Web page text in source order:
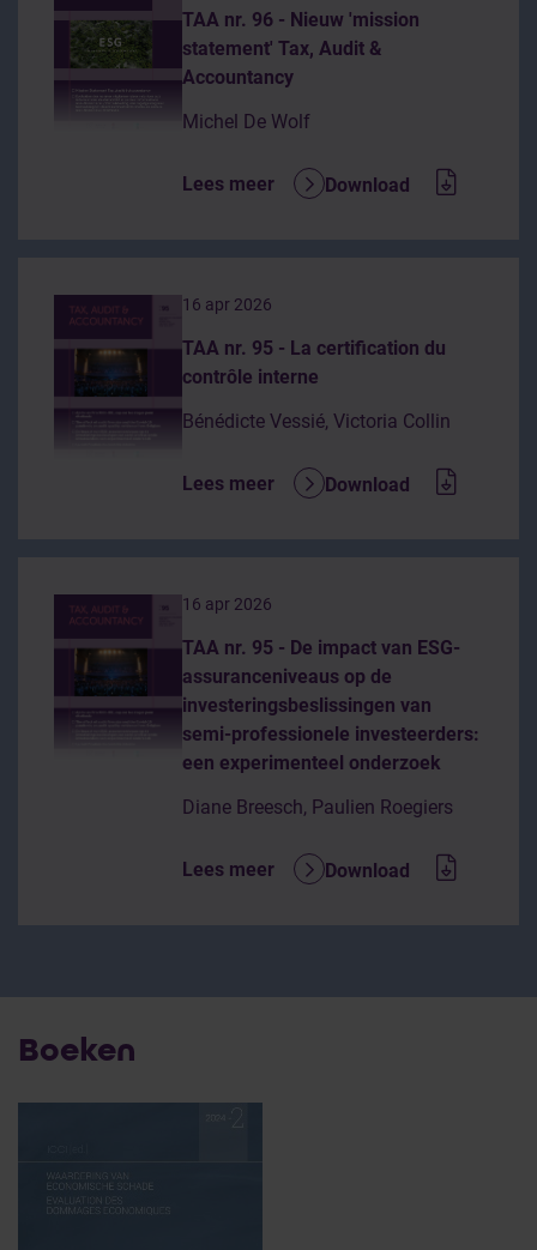
TAA nr. 96 - Nieuw 'mission
statement' Tax, Audit &
Accountancy
Michel De Wolf
Lees meer Download
16 apr 2026
TAA nr. 95 - La certification du
contrôle interne
Bénédicte Vessié, Victoria Collin
Lees meer Download
16 apr 2026
TAA nr. 95 - De impact van ESG-
assuranceniveaus op de
investeringsbeslissingen van
semi-professionele investeerders:
een experimenteel onderzoek
Diane Breesch, Paulien Roegiers
Lees meer Download
Boeken